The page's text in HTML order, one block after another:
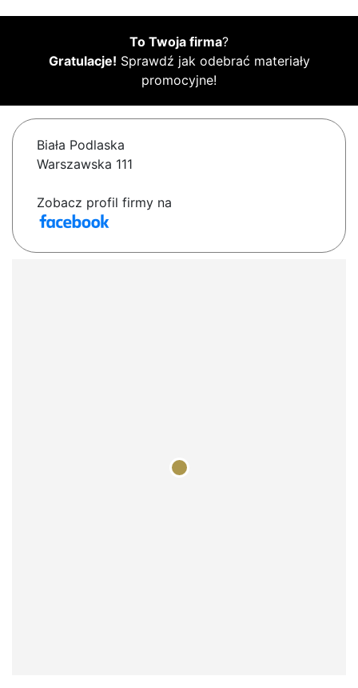
To Twoja firma?
Gratulacje! Sprawdź jak odebrać materiały
promocyjne!
Biała Podlaska
Warszawska 111
Zobacz profil firmy na